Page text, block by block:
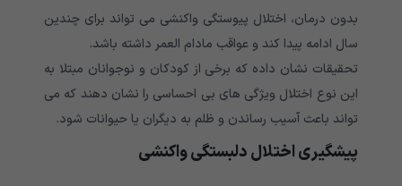
بدون درمان، اختلال پیوستگی واکنشی می تواند برای چندین
سال ادامه پیدا کند و عواقب مادام العمر داشته باشد.
تحقیقات نشان داده که برخی از کودکان و نوجوانان مبتلا به
این نوع اختلال ویژگی های بی احساسی را نشان دهند که می
تواند باعث آسیب رساندن و ظلم به دیگران یا حیوانات شود.
پیشگیری اختلال دلبستگی واکنشی